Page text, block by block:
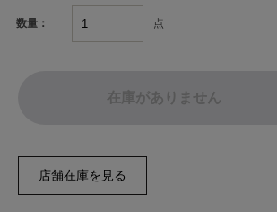
数量： 点
在庫がありません